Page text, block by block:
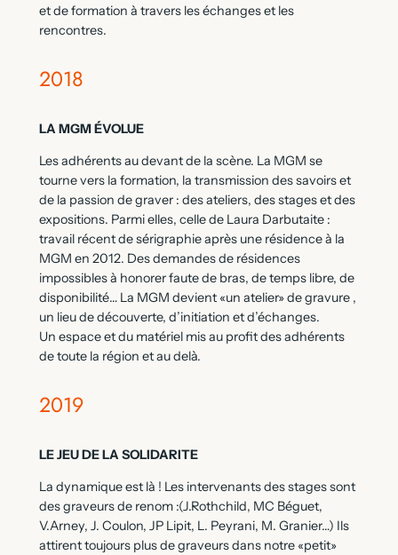
et de formation à travers les échanges et les
rencontres.
2018
LA MGM ÉVOLUE
Les adhérents au devant de la scène. La MGM se
tourne vers la formation, la transmission des savoirs et
de la passion de graver : des ateliers, des stages et des
expositions. Parmi elles, celle de Laura Darbutaite :
travail récent de sérigraphie après une résidence à la
MGM en 2012. Des demandes de résidences
impossibles à honorer faute de bras, de temps libre, de
disponibilité… La MGM devient «un atelier» de gravure ,
un lieu de découverte, d’initiation et d’échanges.
Un espace et du matériel mis au profit des adhérents
de toute la région et au delà.
2019
LE JEU DE LA SOLIDARITE
La dynamique est là ! Les intervenants des stages sont
des graveurs de renom :(J.Rothchild, MC Béguet,
V.Arney, J. Coulon, JP Lipit, L. Peyrani, M. Granier…) Ils
attirent toujours plus de graveurs dans notre «petit»